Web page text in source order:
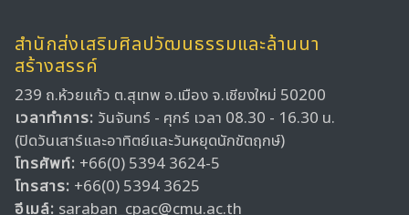
สำนักส่งเสริมศิลปวัฒนธรรมและล้านนา
สร้างสรรค์
239 ถ.ห้วยแก้ว ต.สุเทพ อ.เมือง จ.เชียงใหม่ 50200
เวลาทำการ: วันจันทร์ - ศุกร์ เวลา 08.30 - 16.30 น.
(ปิดวันเสาร์และอาทิตย์และวันหยุดนักขัตฤกษ์)
โทรศัพท์: +66(0) 5394 3624-5
โทรสาร: +66(0) 5394 3625
อีเมล์: saraban_cpac@cmu.ac.th